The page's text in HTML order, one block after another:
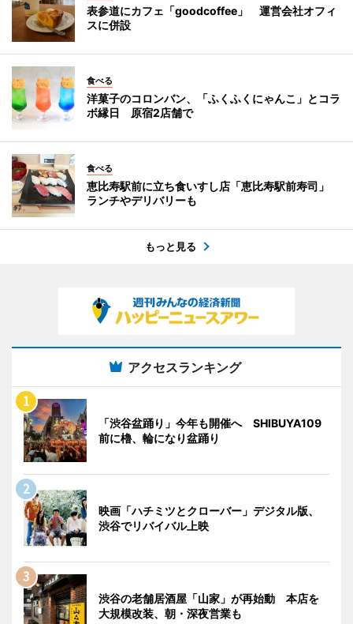
表参道にカフェ「goodcoffee」 運営会社オフィ
スに併設
食べる
洋菓子のコロンバン、「ふくふくにゃんこ」とコラ
ボ縁日 原宿2店舗で
食べる
恵比寿駅前に立ち食いすし店「恵比寿駅前寿司」
ランチやデリバリーも
もっと見る
アクセスランキング
「渋谷盆踊り」今年も開催へ SHIBUYA109
前に櫓、輪になり盆踊り
映画「ハチミツとクローバー」デジタル版、
渋谷でリバイバル上映
渋谷の老舗居酒屋「山家」が再始動 本店を
大規模改装、朝・深夜営業も